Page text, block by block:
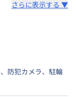
さらに表示する ▼
、 防犯カメラ、 駐輪